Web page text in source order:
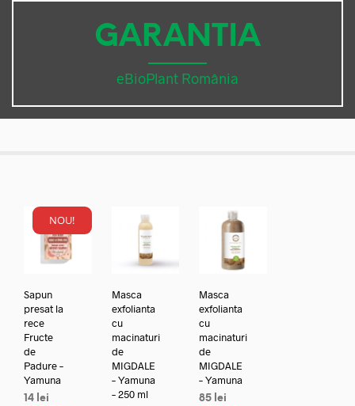
GARANTIA
eBioPlant România
NOU!
Sapun
presat la
rece
Fructe
de
Padure –
Yamuna
14 lei
Masca
exfolianta
cu
macinaturi
de
MIGDALE
– Yamuna
– 250 ml
Masca
exfolianta
cu
macinaturi
de
MIGDALE
– Yamuna
85 lei